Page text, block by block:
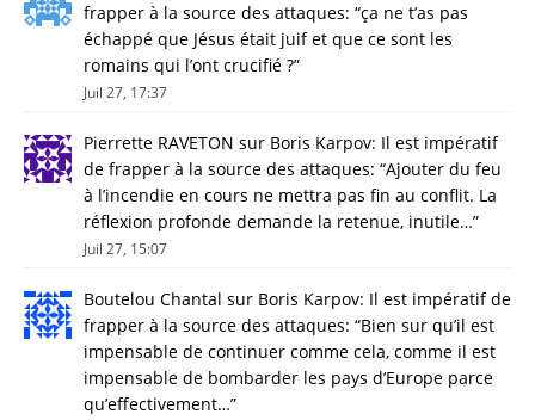
frapper à la source des attaques: “ça ne t’as pas
échappé que Jésus était juif et que ce sont les
romains qui l’ont crucifié ?”
Juil 27, 17:37
Pierrette RAVETON sur Boris Karpov: Il est impératif
de frapper à la source des attaques: “Ajouter du feu
à l’incendie en cours ne mettra pas fin au conflit. La
réflexion profonde demande la retenue, inutile…”
Juil 27, 15:07
Boutelou Chantal sur Boris Karpov: Il est impératif de
frapper à la source des attaques: “Bien sur qu’il est
impensable de continuer comme cela, comme il est
impensable de bombarder les pays d’Europe parce
qu’effectivement…”